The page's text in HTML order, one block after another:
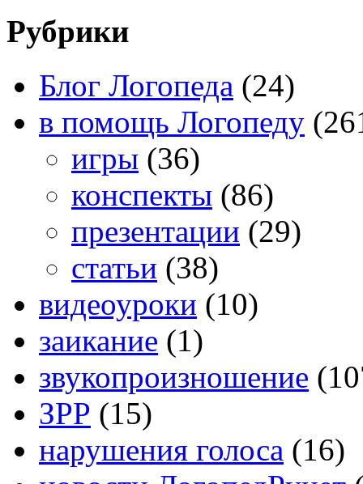
Рубрики
Блог Логопеда (24)
в помощь Логопеду
игры (36)
конспекты (86)
презентации (29)
статьи (38)
видеоуроки (10)
заикание (1)
звукопроизношение
ЗРР (15)
нарушения голоса (16)